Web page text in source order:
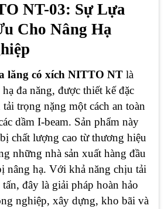
NT-03: Sự Lựa
Cho Nâng Hạ
lăng có xích NITTO NT là
đa năng, được thiết kế đặc
trọng nặng một cách an toàn
dầm I-beam. Sản phẩm này
chất lượng cao từ thương hiệu
những nhà sản xuất hàng đầu
nâng hạ. Với khả năng chịu tải
đây là giải pháp hoàn hảo
nghiệp, xây dựng, kho bãi và